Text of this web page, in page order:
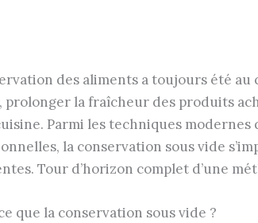
des aliments a toujours été
prolonger la fraîcheur des produits
Parmi les techniques
la conservation sous vide
Tour d’horizon complet d’une
que la conservation sous vide ?